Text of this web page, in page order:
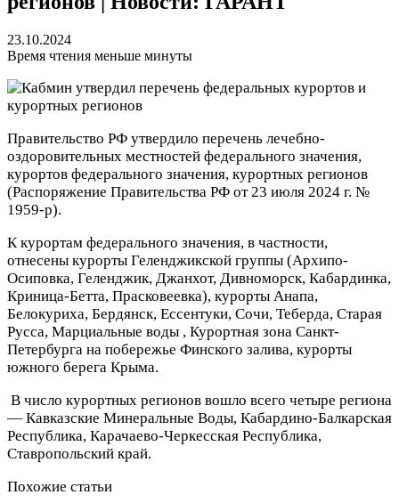
23.10.2024
Время чтения меньше минуты
Правительство РФ утвердило перечень лечебно-
оздоровительных местностей федерального значения,
курортов федерального значения, курортных регионов
(Распоряжение Правительства РФ от 23 июля 2024 г. №
1959-р).
К курортам федерального значения, в частности,
отнесены курорты Геленджикской группы (Архипо-
Осиповка, Геленджик, Джанхот, Дивноморск, Кабардинка,
Криница-Бетта, Прасковеевка), курорты Анапа,
Белокуриха, Бердянск, Ессентуки, Сочи, Теберда, Старая
Русса, Марциальные воды , Курортная зона Санкт-
Петербурга на побережье Финского залива, курорты
южного берега Крыма.
В число курортных регионов вошло всего четыре региона
— Кавказские Минеральные Воды, Кабардино-Балкарская
Республика, Карачаево-Черкесская Республика,
Ставропольский край.
Похожие статьи